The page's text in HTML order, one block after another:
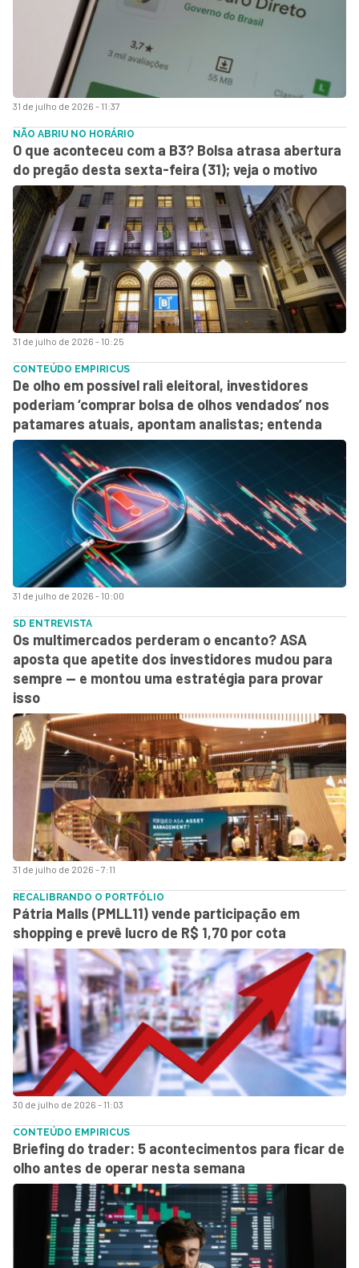
31 de julho de 2026 - 11:37
31 de julho de 2026 - 10:25
NÃO ABRIU NO HORÁRIO
O que aconteceu com a B3? Bolsa atrasa abertura
do pregão desta sexta-feira (31); veja o motivo
31 de julho de 2026 - 10:00
CONTEÚDO EMPIRICUS
De olho em possível rali eleitoral, investidores
poderiam ‘comprar bolsa de olhos vendados’ nos
patamares atuais, apontam analistas; entenda
31 de julho de 2026 - 7:11
SD ENTREVISTA
Os multimercados perderam o encanto? ASA
aposta que apetite dos investidores mudou para
sempre — e montou uma estratégia para provar
isso
30 de julho de 2026 - 11:03
RECALIBRANDO O PORTFÓLIO
Pátria Malls (PMLL11) vende participação em
shopping e prevê lucro de R$ 1,70 por cota
CONTEÚDO EMPIRICUS
Briefing do trader: 5 acontecimentos para ficar de
olho antes de operar nesta semana